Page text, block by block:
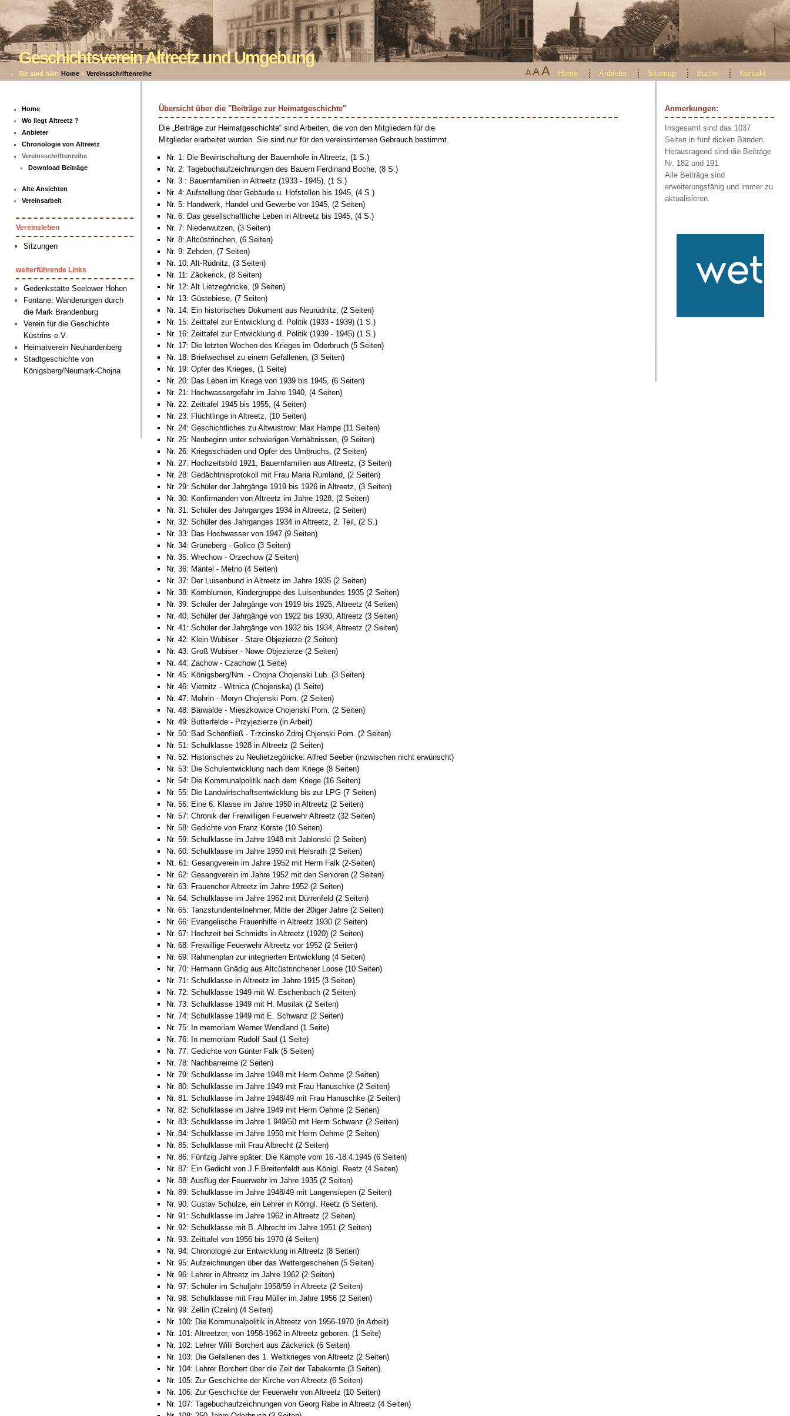
Geschichtsverein Altreetz und Umgebung
Sie sind hier: Home > Vereinsschriftenreihe AAA Home Anbieter Sitemap Suche Kontakt
Home
Wo liegt Altreetz ?
Anbieter
Chronologie von Altreetz
Vereinsschriftenreihe
Download Beiträge
Alte Ansichten
Vereinsarbeit
Vereinsleben
Sitzungen
weiterführende Links
Gedenkstätte Seelower Höhen
Fontane: Wanderungen durch
die Mark Brandenburg
Verein für die Geschichte
Küstrins e.V.
Heimatverein Neuhardenberg
Stadtgeschichte von
Königsberg/Neumark-Chojna
Anmerkungen:
Insgesamt sind das 1037
Seiten in fünf dicken Bänden.
Herausragend sind die Beiträge
Nr. 182 und 191.
Alle Beiträge sind
erweiterungsfähig und immer zu
aktualisieren.
Übersicht über die "Beiträge zur Heimatgeschichte"
Die „Beiträge zur Heimatgeschichte“ sind Arbeiten, die von den Mitgliedern für die
Mitglieder erarbeitet wurden. Sie sind nur für den vereinsinternen Gebrauch bestimmt.
Nr. 1: Die Bewirtschaftung der Bauernhöfe in Altreetz, (1 S.)
Nr. 2: Tagebuchaufzeichnungen des Bauern Ferdinand Boche, (8 S.)
Nr. 3 : Bauernfamilien in Altreetz (1933 - 1945), (1 S.)
Nr. 4: Aufstellung über Gebäude u. Hofstellen bis 1945, (4 S.)
Nr. 5: Handwerk, Handel und Gewerbe vor 1945, (2 Seiten)
Nr. 6: Das gesellschaftliche Leben in Altreetz bis 1945, (4 S.)
Nr. 7: Niederwutzen, (3 Seiten)
Nr. 8: Altcüstrinchen, (6 Seiten)
Nr. 9: Zehden, (7 Seiten)
Nr. 10: Alt-Rüdnitz, (3 Seiten)
Nr. 11: Zäckerick, (8 Seiten)
Nr. 12: Alt Lietzegöricke, (9 Seiten)
Nr. 13: Güstebiese, (7 Seiten)
Nr. 14: Ein historisches Dokument aus Neurüdnitz, (2 Seiten)
Nr. 15: Zeittafel zur Entwicklung d. Politik (1933 - 1939) (1 S.)
Nr. 16: Zeittafel zur Entwicklung d. Politik (1939 - 1945) (1 S.)
Nr. 17: Die letzten Wochen des Krieges im Oderbruch (5 Seiten)
Nr. 18: Briefwechsel zu einem Gefallenen, (3 Seiten)
Nr. 19: Opfer des Krieges, (1 Seite)
Nr. 20: Das Leben im Kriege von 1939 bis 1945, (6 Seiten)
Nr. 21: Hochwassergefahr im Jahre 1940, (4 Seiten)
Nr. 22: Zeittafel 1945 bis 1955, (4 Seiten)
Nr. 23: Flüchtlinge in Altreetz, (10 Seiten)
Nr. 24: Geschichtliches zu Altwustrow: Max Hampe (11 Seiten)
Nr. 25: Neubeginn unter schwierigen Verhältnissen, (9 Seiten)
Nr. 26: Kriegsschäden und Opfer des Umbruchs, (2 Seiten)
Nr. 27: Hochzeitsbild 1921, Bauernfamilien aus Altreetz, (3 Seiten)
Nr. 28: Gedächtnisprotokoll mit Frau Maria Rumland, (2 Seiten)
Nr. 29: Schüler der Jahrgänge 1919 bis 1926 in Altreetz, (3 Seiten)
Nr. 30: Konfirmanden von Altreetz im Jahre 1928, (2 Seiten)
Nr. 31: Schüler des Jahrganges 1934 in Altreetz, (2 Seiten)
Nr. 32: Schüler des Jahrganges 1934 in Altreetz, 2. Teil, (2 S.)
Nr. 33: Das Hochwasser von 1947 (9 Seiten)
Nr. 34: Grüneberg - Golice (3 Seiten)
Nr. 35: Wrechow - Orzechow (2 Seiten)
Nr. 36: Mantel - Metno (4 Seiten)
Nr. 37: Der Luisenbund in Altreetz im Jahre 1935 (2 Seiten)
Nr. 38: Kornblumen, Kindergruppe des Luisenbundes 1935 (2 Seiten)
Nr. 39: Schüler der Jahrgänge von 1919 bis 1925, Altreetz (4 Seiten)
Nr. 40: Schüler der Jahrgänge von 1922 bis 1930, Altreetz (3 Seiten)
Nr. 41: Schüler der Jahrgänge von 1932 bis 1934, Altreetz (2 Seiten)
Nr. 42: Klein Wubiser - Stare Objezierze (2 Seiten)
Nr. 43: Groß Wubiser - Nowe Objezierze (2 Seiten)
Nr. 44: Zachow - Czachow (1 Seite)
Nr. 45: Königsberg/Nm. - Chojna Chojenski Lub. (3 Seiten)
Nr. 46: Vietnitz - Witnica (Chojenska) (1 Seite)
Nr. 47: Mohrin - Moryn Chojenski Pom. (2 Seiten)
Nr. 48: Bärwalde - Mieszkowice Chojenski Pom. (2 Seiten)
Nr. 49: Butterfelde - Przyjezierze (in Arbeit)
Nr. 50: Bad Schönfließ - Trzcinsko Zdroj Chjenski Pom. (2 Seiten)
Nr. 51: Schulklasse 1928 in Altreetz (2 Seiten)
Nr. 52: Historisches zu Neulietzegöricke: Alfred Seeber (inzwischen nicht erwünscht)
Nr. 53: Die Schulentwicklung nach dem Kriege (8 Seiten)
Nr. 54: Die Kommunalpolitik nach dem Kriege (16 Seiten)
Nr. 55: Die Landwirtschaftsentwicklung bis zur LPG (7 Seiten)
Nr. 56: Eine 6. Klasse im Jahre 1950 in Altreetz (2 Seiten)
Nr. 57: Chronik der Freiwilligen Feuerwehr Altreetz (32 Seiten)
Nr. 58: Gedichte von Franz Körste (10 Seiten)
Nr. 59: Schulklasse im Jahre 1948 mit Jablonski (2 Seiten)
Nr. 60: Schulklasse im Jahre 1950 mit Heisrath (2 Seiten)
Nt. 61: Gesangverein im Jahre 1952 mit Herrn Falk (2-Seiten)
Nr. 62: Gesangverein im Jahre 1952 mit den Senioren (2 Seiten)
Nr. 63: Frauenchor Altreetz im Jahre 1952 (2 Seiten)
Nr. 64: Schulklasse im Jahre 1962 mit Dürrenfeld (2 Seiten)
Nr. 65: Tanzstundenteilnehmer, Mitte der 20iger Jahre (2 Seiten)
Nr. 66: Evangelische Frauenhilfe in Altreetz 1930 (2 Seiten)
Nr. 67: Hochzeit bei Schmidts in Altreetz (1920) (2 Seiten)
Nr. 68: Freiwillige Feuerwehr Altreetz vor 1952 (2 Seiten)
Nr. 69: Rahmenplan zur integrierten Entwicklung (4 Seiten)
Nr. 70: Hermann Gnädig aus Altcüstrinchener Loose (10 Seiten)
Nr. 71: Schulklasse in Altreetz im Jahre 1915 (3 Seiten)
Nr. 72: Schulklasse 1949 mit W. Eschenbach (2 Seiten)
Nr. 73: Schulklasse 1949 mit H. Musilak (2 Seiten)
Nr. 74: Schulklasse 1949 mit E. Schwanz (2 Seiten)
Nr. 75: In memoriam Werner Wendland (1 Seite)
Nr. 76: In memoriam Rudolf Saul (1 Seite)
Nr. 77: Gedichte von Günter Falk (5 Seiten)
Nr. 78: Nachbarreime (2 Seiten)
Nr. 79: Schulklasse im Jahre 1948 mit Herrn Oehme (2 Seiten)
Nr. 80: Schulklasse im Jahre 1949 mit Frau Hanuschke (2 Seiten)
Nr. 81: Schulklasse im Jahre 1948/49 mit Frau Hanuschke (2 Seiten)
Nr. 82: Schulklasse im Jahre 1949 mit Herrn Oehme (2 Seiten)
Nr. 83: Schulklasse im Jahre 1.949/50 mit Herrn Schwanz (2 Seiten)
Nr..84: Schulklasse im Jahre 1950 mit Herrn Oehme (2 Seiten)
Nr. 85: Schulklasse mit Frau Albrecht (2 Seiten)
Nr. 86: Fünfzig Jahre später: Die Kämpfe vom 16.-18.4.1945 (6 Seiten)
Nr. 87: Ein Gedicht von J.F.Breitenfeldt aus Königl. Reetz (4 Seiten)
Nr. 88: Ausflug der Feuerwehr im Jahre 1935 (2 Seiten)
Nr. 89: Schulklasse im Jahre 1948/49 mit Langensiepen (2 Seiten)
Nr. 90: Gustav Schulze, ein Lehrer in Königl. Reetz (5 Seiten).
Nr. 91: Schulklasse im Jahre 1962 in Altreetz (2 Seiten)
Nr. 92: Schulklasse mit B. Albrecht im Jahre 1951 (2 Seiten)
Nr. 93: Zeittafel von 1956 bis 1970 (4 Seiten)
Nr. 94: Chronologie zur Entwicklung in Altreetz (8 Seiten)
Nr. 95: Aufzeichnungen über das Wettergeschehen (5 Seiten)
Nr. 96: Lehrer in Altreetz im Jahre 1962 (2 Seiten)
Nr. 97: Schüler im Schuljahr 1958/59 in Altreetz (2 Seiten)
Nr. 98: Schulklasse mit Frau Müller im Jahre 1956 (2 Seiten)
Nr. 99: Zellin (Czelin) (4 Seiten)
Nr. 100: Die Kommunalpolitik in Altreetz von 1956-1970 (in Arbeit)
Nr. 101: Altreetzer, von 1958-1962 in Altreetz geboren. (1 Seite)
Nr. 102: Lehrer Willi Borchert aus Zäckerick (6 Seiten)
Nr. 103: Die Gefallenen des 1. Weltkrieges von Altreetz (2 Seiten)
Nr. 104: Lehrer Borchert über die Zeit der Tabakernte (3 Seiten).
Nr. 105: Zur Geschichte der Kirche von Altreetz (6 Seiten)
Nr. 106: Zur Geschichte der Feuerwehr von Altreetz (10 Seiten)
Nr. 107: Tagebuchaufzeichnungen von Georg Rabe in Altreetz (4 Seiten)